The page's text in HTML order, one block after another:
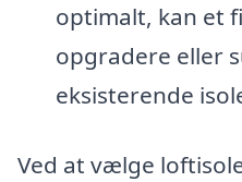
optimalt, kan et
opgradere eller
eksisterende
Ved at vælge